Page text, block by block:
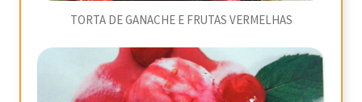
TORTA DE GANACHE E FRUTAS VERMELHAS